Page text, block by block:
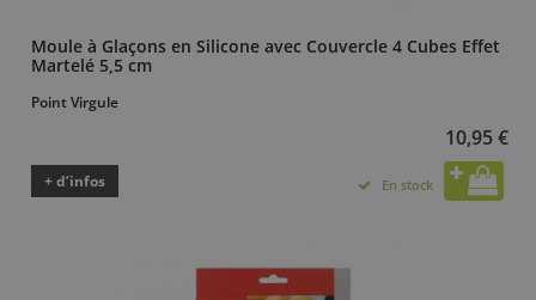
Moule à Glaçons en Silicone avec Couvercle 4 Cubes Effet
Martelé 5,5 cm
Point Virgule
10,95 €
+ d’infos En stock